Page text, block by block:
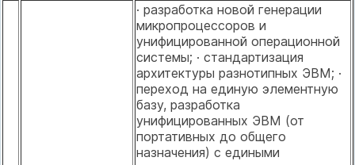
· разработка новой генерации
микропроцессоров и
унифицированной операционной
системы; · стандартизация
архитектуры разнотипных ЭВМ; ·
переход на единую элементную
базу, разработка
унифицированных ЭВМ (от
портативных до общего
назначения) с едиными